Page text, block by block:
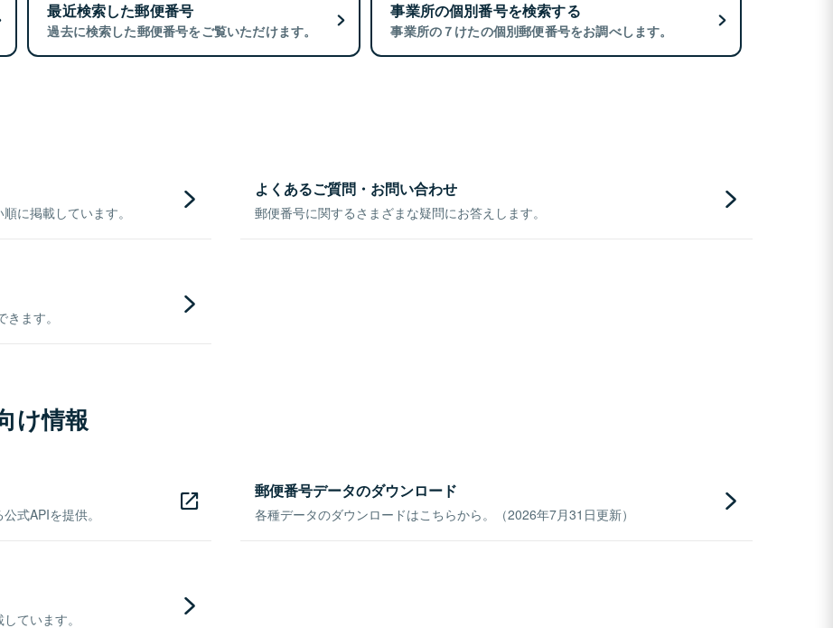
最近検索した郵便番号
過去に検索した郵便番号をご覧いただけます。
事業所の個別番号を検索する
事業所の７けたの個別郵便番号をお調べします。
に掲載しています。
よくあるご質問・お問い合わせ
郵便番号に関するさまざまな疑問にお答えします。
ます。
け情報
式APIを提供。
郵便番号データのダウンロード
各種データのダウンロードはこちらから。（2026年7月31日更新）
ています。